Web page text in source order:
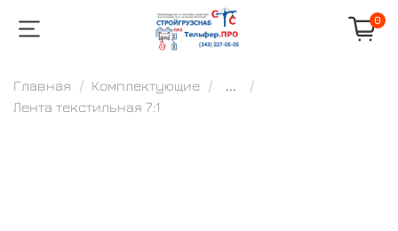
0
Главная Комплектующие
...
Лента текстильная 7:1